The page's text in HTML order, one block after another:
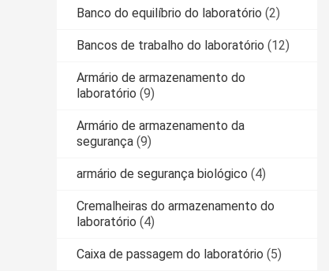
Banco do equilíbrio do laboratório (2)
Bancos de trabalho do laboratório (12)
Armário de armazenamento do
laboratório (9)
Armário de armazenamento da
segurança (9)
armário de segurança biológico (4)
Cremalheiras do armazenamento do
laboratório (4)
Caixa de passagem do laboratório (5)